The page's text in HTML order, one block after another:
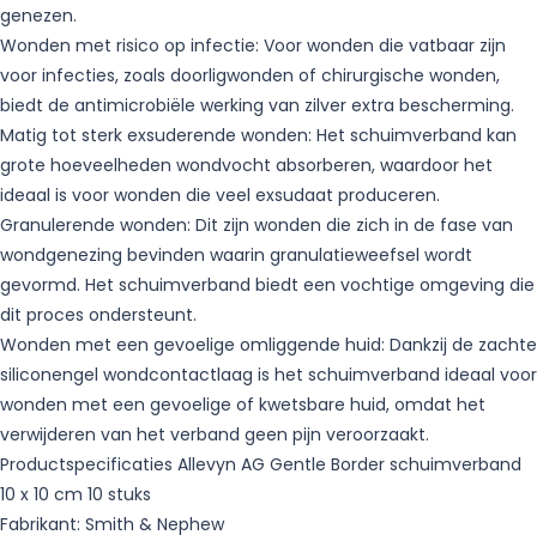
genezen.
Wonden met risico op infectie: Voor wonden die vatbaar zijn
voor infecties, zoals doorligwonden of chirurgische wonden,
biedt de antimicrobiële werking van zilver extra bescherming.
Matig tot sterk exsuderende wonden: Het schuimverband kan
grote hoeveelheden wondvocht absorberen, waardoor het
ideaal is voor wonden die veel exsudaat produceren.
Granulerende wonden: Dit zijn wonden die zich in de fase van
wondgenezing bevinden waarin granulatieweefsel wordt
gevormd. Het schuimverband biedt een vochtige omgeving die
dit proces ondersteunt.
Wonden met een gevoelige omliggende huid: Dankzij de zachte
siliconengel wondcontactlaag is het schuimverband ideaal voor
wonden met een gevoelige of kwetsbare huid, omdat het
verwijderen van het verband geen pijn veroorzaakt.
Productspecificaties Allevyn AG Gentle Border schuimverband
10 x 10 cm 10 stuks
Fabrikant: Smith & Nephew